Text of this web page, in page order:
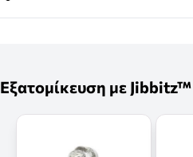
Εξατομίκευση με